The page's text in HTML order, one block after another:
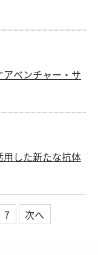
ベンチャー・サ
した新たな抗体
7 次へ